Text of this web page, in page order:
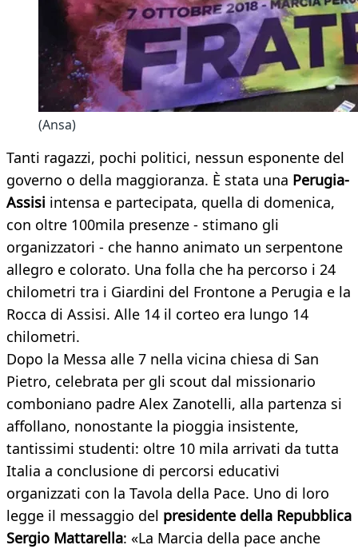
(Ansa)
Tanti ragazzi, pochi politici, nessun esponente del
governo o della maggioranza. È stata una Perugia-
Assisi intensa e partecipata, quella di domenica,
con oltre 100mila presenze - stimano gli
organizzatori - che hanno animato un serpentone
allegro e colorato. Una folla che ha percorso i 24
chilometri tra i Giardini del Frontone a Perugia e la
Rocca di Assisi. Alle 14 il corteo era lungo 14
chilometri.
Dopo la Messa alle 7 nella vicina chiesa di San
Pietro, celebrata per gli scout dal missionario
comboniano padre Alex Zanotelli, alla partenza si
affollano, nonostante la pioggia insistente,
tantissimi studenti: oltre 10 mila arrivati da tutta
Italia a conclusione di percorsi educativi
organizzati con la Tavola della Pace. Uno di loro
legge il messaggio del presidente della Repubblica
Sergio Mattarella: «La Marcia della pace anche